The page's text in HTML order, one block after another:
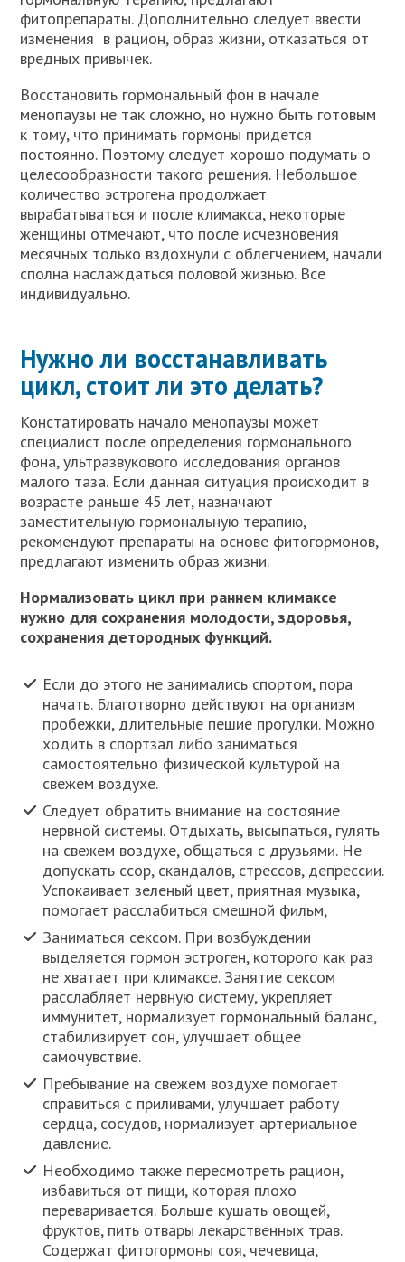
фитопрепараты. Дополнительно следует ввести
изменения в рацион, образ жизни, отказаться от
вредных привычек.
Восстановить гормональный фон в начале
менопаузы не так сложно, но нужно быть готовым
к тому, что принимать гормоны придется
постоянно. Поэтому следует хорошо подумать о
целесообразности такого решения. Небольшое
количество эстрогена продолжает
вырабатываться и после климакса, некоторые
женщины отмечают, что после исчезновения
месячных только вздохнули с облегчением, начали
сполна наслаждаться половой жизнью. Все
индивидуально.
Нужно ли восстанавливать
цикл, стоит ли это делать?
Констатировать начало менопаузы может
специалист после определения гормонального
фона, ультразвукового исследования органов
малого таза. Если данная ситуация происходит в
возрасте раньше 45 лет, назначают
заместительную гормональную терапию,
рекомендуют препараты на основе фитогормонов,
предлагают изменить образ жизни.
Нормализовать цикл при раннем климаксе
нужно для сохранения молодости, здоровья,
сохранения детородных функций.
Если до этого не занимались спортом, пора
начать. Благотворно действуют на организм
пробежки, длительные пешие прогулки. Можно
ходить в спортзал либо заниматься
самостоятельно физической культурой на
свежем воздухе.
Следует обратить внимание на состояние
нервной системы. Отдыхать, высыпаться, гулять
на свежем воздухе, общаться с друзьями. Не
допускать ссор, скандалов, стрессов, депрессии.
Успокаивает зеленый цвет, приятная музыка,
помогает расслабиться смешной фильм,
Заниматься сексом. При возбуждении
выделяется гормон эстроген, которого как раз
не хватает при климаксе. Занятие сексом
расслабляет нервную систему, укрепляет
иммунитет, нормализует гормональный баланс,
стабилизирует сон, улучшает общее
самочувствие.
Пребывание на свежем воздухе помогает
справиться с приливами, улучшает работу
сердца, сосудов, нормализует артериальное
давление.
Необходимо также пересмотреть рацион,
избавиться от пищи, которая плохо
переваривается. Больше кушать овощей,
фруктов, пить отвары лекарственных трав.
Содержат фитогормоны соя, чечевица,